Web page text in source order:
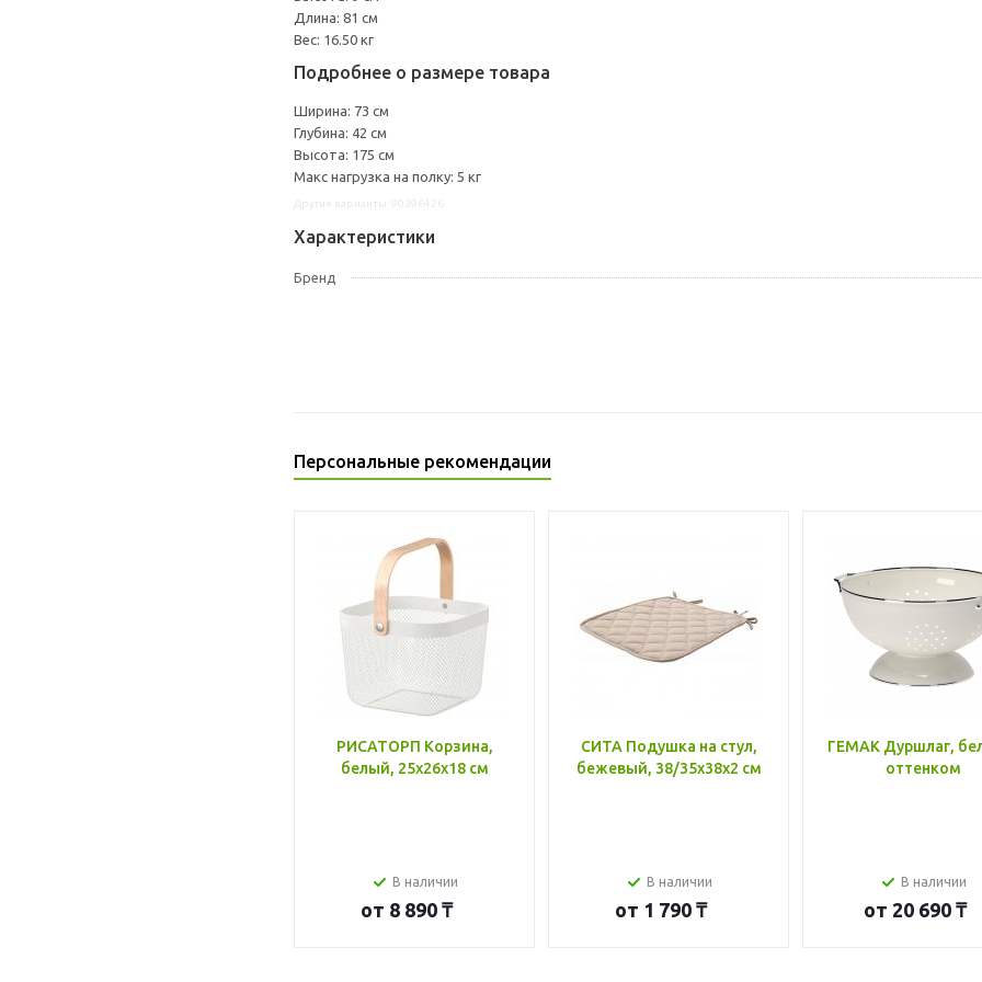
Длина: 81 см
Вес: 16.50 кг
Подробнее о размере товара
Ширина: 73 см
Глубина: 42 см
Высота: 175 см
Макс нагрузка на полку: 5 кг
Характеристики
Бренд
Персональные рекомендации
РИСАТОРП Корзина,
белый, 25x26x18 см
В наличии
от 8 890 ₸
СИТА Подушка на стул,
бежевый, 38/35x38x2 см
В наличии
от 1 790 ₸
ГЕМАК Дуршлаг,
оттенком
В наличии
от 20 690 ₸